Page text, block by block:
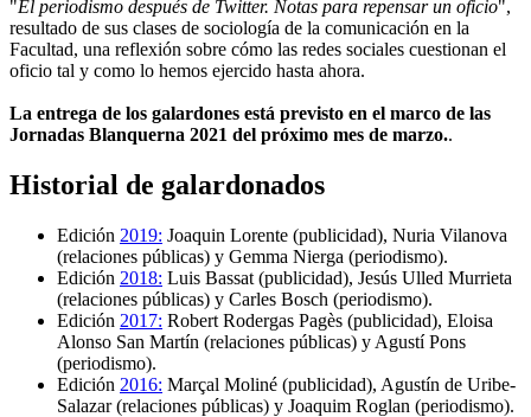
"El periodismo después de Twitter. Notas para repensar un oficio",
resultado de sus clases de sociología de la comunicación en la
Facultad, una reflexión sobre cómo las redes sociales cuestionan el
oficio tal y como lo hemos ejercido hasta ahora.
La entrega de los galardones está previsto en el marco de las
Jornadas Blanquerna 2021 del próximo mes de marzo..
Historial de galardonados
Edición 2019: Joaquin Lorente (publicidad), Nuria Vilanova
(relaciones públicas) y Gemma Nierga (periodismo).
Edición 2018: Luis Bassat (publicidad), Jesús Ulled Murrieta
(relaciones públicas) y Carles Bosch (periodismo).
Edición 2017: Robert Rodergas Pagès (publicidad), Eloisa
Alonso San Martín (relaciones públicas) y Agustí Pons
(periodismo).
Edición 2016: Marçal Moliné (publicidad), Agustín de Uribe-
Salazar (relaciones públicas) y Joaquim Roglan (periodismo).